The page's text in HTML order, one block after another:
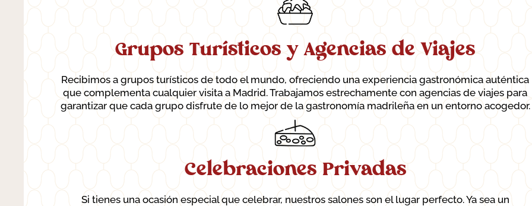
Grupos Turísticos y Agencias de Viajes
Recibimos a grupos turísticos de todo el mundo, ofreciendo una experiencia gastronómica auténtica
que complementa cualquier visita a Madrid. Trabajamos estrechamente con agencias de viajes para
garantizar que cada grupo disfrute de lo mejor de la gastronomía madrileña en un entorno acogedor.
Celebraciones Privadas
Si tienes una ocasión especial que celebrar, nuestros salones son el lugar perfecto. Ya sea un